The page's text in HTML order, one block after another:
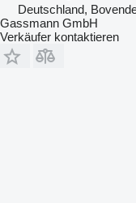
Deutschland,
Gassmann GmbH
Verkäufer kontaktieren